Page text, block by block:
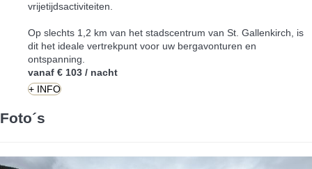
vrijetijdsactiviteiten.
Op slechts 1,2 km van het stadscentrum van St. Gallenkirch, is
dit het ideale vertrekpunt voor uw bergavonturen en
ontspanning.
vanaf € 103 / nacht
+ INFO
Foto´s